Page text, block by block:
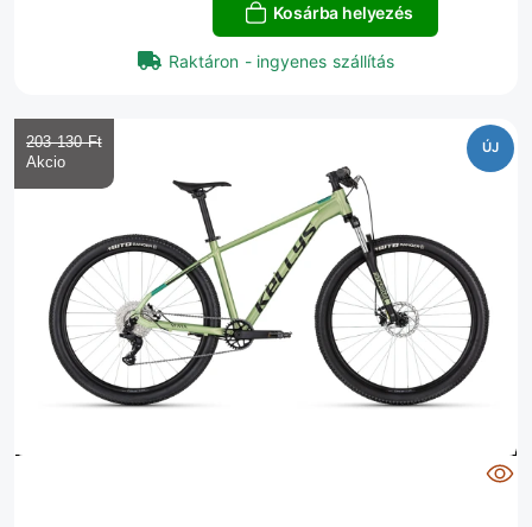
Kosárba helyezés
Raktáron - ingyenes szállítás
ÚJ
203 130 Ft‎